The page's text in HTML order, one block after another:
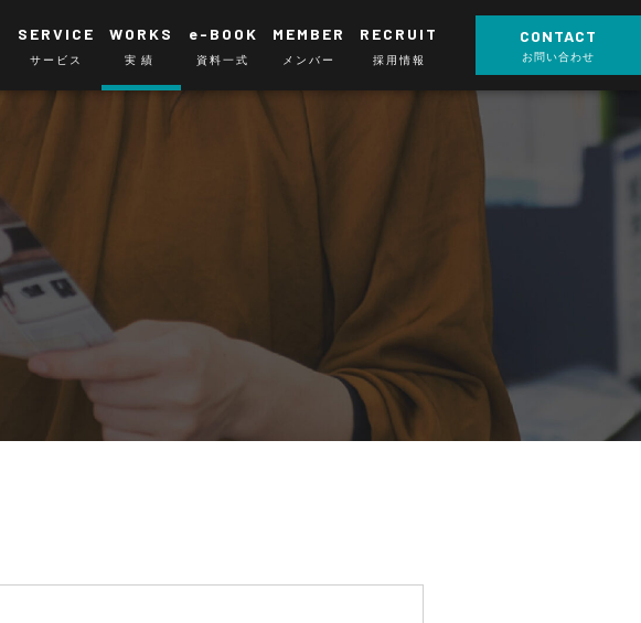
SERVICE
サービス
WORKS
実績
e-BOOK
資料一式
MEMBER
メンバー
RECRUIT
採用情報
CONTACT
お問い合わせ